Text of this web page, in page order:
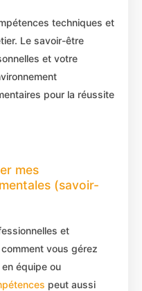
techniques et
Le savoir-être
et votre
pour la réussite
mes
(savoir-
et
vous gérez
équipe ou
peut aussi